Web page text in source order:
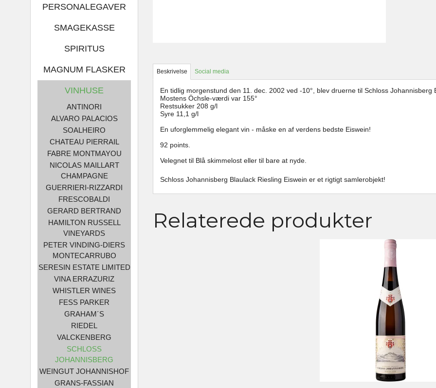
PERSONALEGAVER
SMAGEKASSE
SPIRITUS
MAGNUM FLASKER
VINHUSE
ANTINORI
ALVARO PALACIOS
SOALHEIRO
CHATEAU PIERRAIL
FABRE MONTMAYOU
NICOLAS MAILLART
CHAMPAGNE
GUERRIERI-RIZZARDI
FRESCOBALDI
GERARD BERTRAND
HAMILTON RUSSELL
VINEYARDS
PETER VINDING-DIERS
MONTECARRUBO
SERESIN ESTATE LIMITED
VINA ERRAZURIZ
WHISTLER WINES
FESS PARKER
GRAHAM´S
RIEDEL
VALCKENBERG
SCHLOSS
JOHANNISBERG
WEINGUT JOHANNISHOF
GRANS-FASSIAN
Beskrivelse Social media
En tidlig morgenstund den 11. dec. 2002 ved -10°, blev druerne til Schloss Johannisberg
Mostens Öchsle-værdi var 155°
Restsukker 208 g/l
Syre 11,1 g/l
En uforglemmelig elegant vin - måske en af verdens bedste Eiswein!
92 points.
Velegnet til Blå skimmelost eller til bare at nyde.
Schloss Johannisberg Blaulack Riesling Eiswein er et rigtigt samlerobjekt!
Relaterede produkter